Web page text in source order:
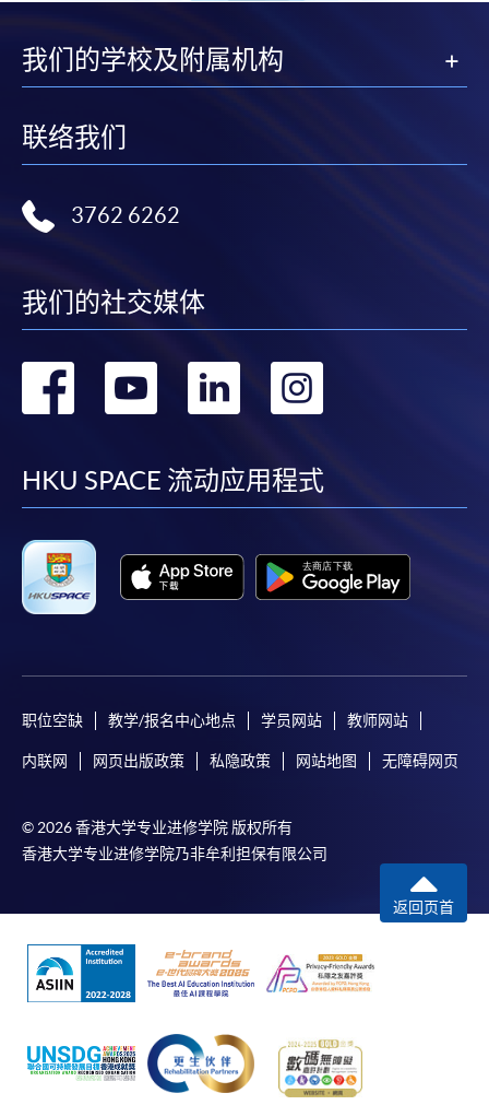
证明文件；
或可将上述文件一并寄交各报名中心，信封上请注明
人资料概不负责。
申请人可亲临学院任何一所报名中心，以 VISA 或
Mastercard卡持有人，如报读课程满港币2,000元，可
信用卡持有人。详情请向学院报名中心职员查询。
4. 网上缴费服务
别学历颁授课程提供网上报名/注册服务，申请人可在
网上使用「缴费灵」（不适用於手机）、VISA或
Mastercard缴付有关课程的报名费或学费。除上述支
付方式之外，如就读学历颁授课程设有网上服务，学
员亦可以微信支付（Online WeChat Pay）、支付宝
（Online Alipay）或转数快（FPS）缴付学费，详情请
免使用支票付款。
除由学院裁定的特殊情况（例如课程因报名人数不足
而取消）之外，一切已缴费用概不退还。如获学院批
准退还款项，以现金、易办事、微信支付、支付宝、
支票或缴费灵（只限网上付款）方式缴交之款项，将
以支票退款；以信用卡缴交之款项，退款将直接退还
除本学院网页所列明的学费外，个别课程或有其他额
外收费，详情请联络有关学科职员。
我们的学校及附属机构
联络我们
3762 6262
我们的社交媒体
转
facebook
转
youtube
转
linkedin
HKU SPACE 流动应用程式
职位空缺 教学/报名中心地点 学员网站 教师网站
内联网 网页出版政策 私隐政策 网站地图 无障碍网页
© 2026 香港大学专业进修学院 版权所有
香港大学专业进修学院乃非牟利担保有限公司
返回页首